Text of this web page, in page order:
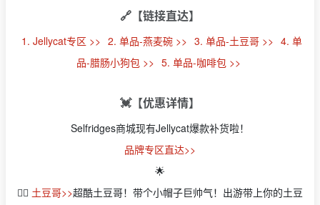
🔗【链接直达】
1. Jellycat专区 >> 2. 单品-燕麦碗 >> 3. 单品-土豆哥 >> 4. 单
品-腊肠小狗包 >> 5. 单品-咖啡包 >>
💓【优惠详情】
Selfridges商城现有Jellycat爆款补货啦！
品牌专区直达>>
🌟
👉🏻 土豆哥>>超酷土豆哥！带个小帽子巨帅气！出游带上你的土豆